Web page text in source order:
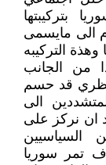
بتركيبتها
الى مايسمى
التركيبه
من الجانب
نظري قد حسم
الى
ان نركز على
السياسيين
تمر سوريا